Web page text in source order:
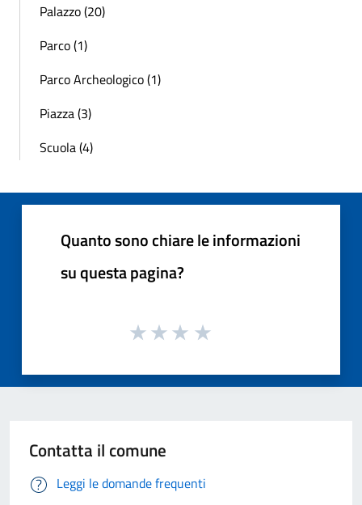
Palazzo (20)
Parco (1)
Parco Archeologico (1)
Piazza (3)
Scuola (4)
Quanto sono chiare le informazioni
su questa pagina?
Contatta il comune
Leggi le domande frequenti